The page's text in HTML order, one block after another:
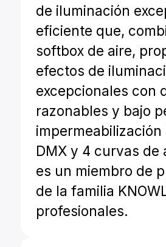
de iluminación
eficiente que,
softbox de aire,
efectos de
excepcionales con
razonables y bajo
impermeabilización
DMX y 4 curvas de
es un miembro de
de la familia
profesionales.